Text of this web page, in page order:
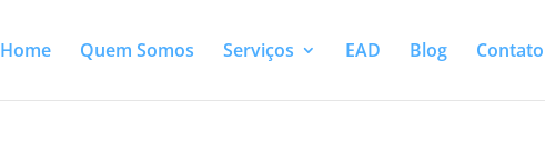
Home Quem Somos Serviços EAD Blog Contato